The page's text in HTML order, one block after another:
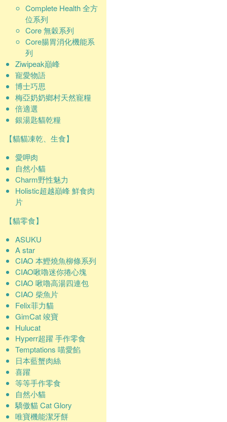
Complete Health 全方
位系列
Core 無穀系列
Core腸胃消化機能系
列
Ziwipeak巔峰
寵愛物語
博士巧思
梅亞奶奶鄉村天然寵糧
倍適選
銀湯匙貓乾糧
【貓貓凍乾、生食】
愛呷肉
自然小貓
Charm野性魅力
Holistic超越巔峰 鮮食肉
片
【貓零食】
ASUKU
A star
CIAO 本鰹燒魚柳條系列
CIAO啾嚕迷你捲心塊
CIAO 啾嚕高湯四連包
CIAO 柴魚片
Felix菲力貓
GimCat 竣寶
Hulucat
Hyperr超躍 手作零食
Temptations 喵愛餡
日本藍蟹肉絲
喜躍
等等手作零食
自然小貓
驕傲貓 Cat Glory
唯寶機能潔牙餅